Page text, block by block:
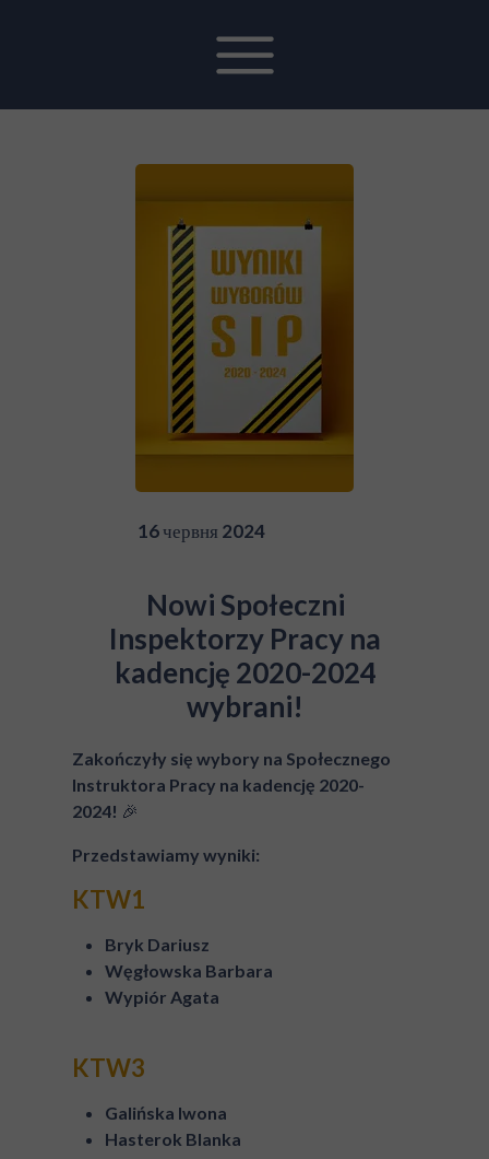
16 червня 2024
Nowi Społeczni
Inspektorzy Pracy na
kadencję 2020-2024
wybrani!
Zakończyły się wybory na Społecznego
Instruktora Pracy na kadencję 2020-
2024! 🎉
Przedstawiamy wyniki:
KTW1
Bryk Dariusz
Węgłowska Barbara
Wypiór Agata
KTW3
Galińska Iwona
Hasterok Blanka